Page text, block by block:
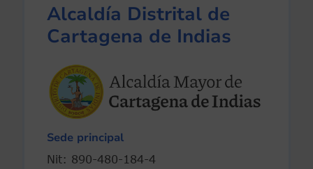
Alcaldía Distrital de
Cartagena de Indias
Sede principal
Nit: 890-480-184-4